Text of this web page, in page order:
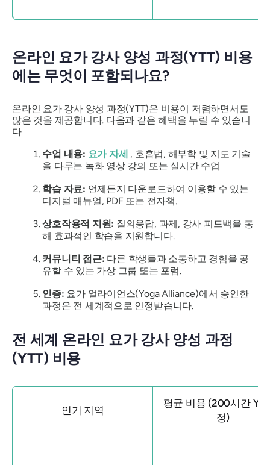
온라인 요가 강사 양성 과정(YTT) 비용
에는 무엇이 포함되나요?
온라인 요가 강사 양성 과정(YTT)은 비용이 저렴하면서도
많은 것을 제공합니다. 다음과 같은 혜택을 누릴 수 있습니
다
수업 내용: 요가 자세 , 호흡법, 해부학 및 지도 기술
을 다루는 녹화 영상 강의 또는 실시간 수업
학습 자료: 언제든지 다운로드하여 이용할 수 있는
디지털 매뉴얼, PDF 또는 전자책.
상호작용적 지원: 질의응답, 과제, 강사 피드백을 통
해 효과적인 학습을 지원합니다.
커뮤니티 접근: 다른 학생들과 소통하고 경험을 공
유할 수 있는 가상 그룹 또는 포럼.
인증: 요가 얼라이언스(Yoga Alliance)에서 승인한
과정은 전 세계적으로 인정받습니다.
전 세계 온라인 요가 강사 양성 과정
(YTT) 비용
인기 지역
평균 비용 (200시간
정)